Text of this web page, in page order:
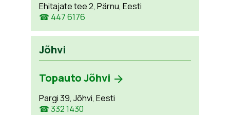
Ehitajate tee 2, Pärnu, Eesti
☎ 447 6176
Jõhvi
Topauto Jõhvi
Pargi 39, Jõhvi, Eesti
☎ 332 1430